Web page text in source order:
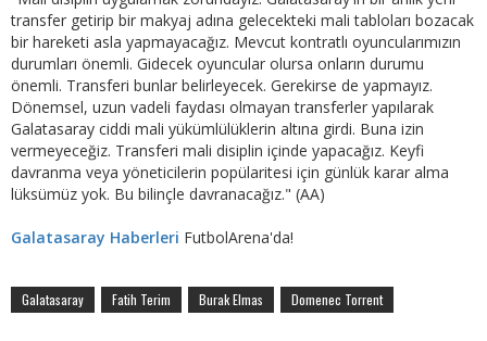
transfer getirip bir makyaj adına gelecekteki mali tabloları bozacak
bir hareketi asla yapmayacağız. Mevcut kontratlı oyuncularımızın
durumları önemli. Gidecek oyuncular olursa onların durumu
önemli. Transferi bunlar belirleyecek. Gerekirse de yapmayız.
Dönemsel, uzun vadeli faydası olmayan transferler yapılarak
Galatasaray ciddi mali yükümlülüklerin altına girdi. Buna izin
vermeyeceğiz. Transferi mali disiplin içinde yapacağız. Keyfi
davranma veya yöneticilerin popülaritesi için günlük karar alma
lüksümüz yok. Bu bilinçle davranacağız." (AA)
Galatasaray Haberleri FutbolArena'da!
Galatasaray Fatih Terim Burak Elmas Domenec Torrent